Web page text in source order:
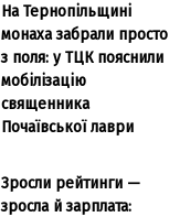
На Тернопільщині
монаха забрали просто
з поля: у ТЦК пояснили
мобілізацію
священника
Почаївської лаври
Зросли рейтинги —
зросла й зарплата: